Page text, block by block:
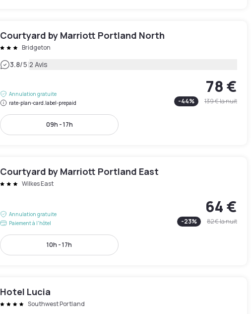
Courtyard by Marriott Portland North
Bridgeton
3.8/5|2 Avis
Annulation gratuite
rate-plan-card.label-prepaid
78 €
-44% 139 €la nuit
09h - 17h
Courtyard by Marriott Portland East
Wilkes East
Annulation gratuite
Paiement à l'hôtel
64 €
-23% 82 €la nuit
10h - 17h
Hotel Lucia
Southwest Portland